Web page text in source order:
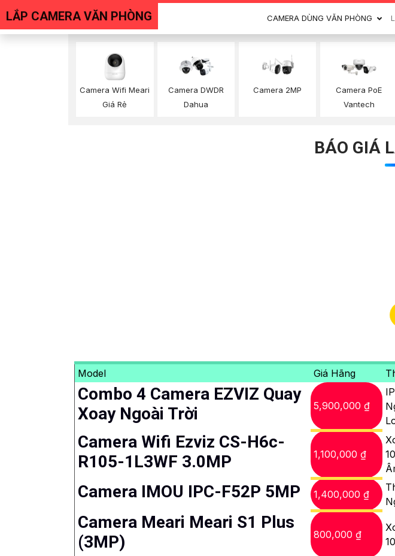
LẮP CAMERA VĂN PHÒNG CAMERA DÙNG VĂN PHÒNG
Camera Wifi Meari
Giá Rẻ
Camera DWDR
Dahua
Camera 2MP
Camera PoE
Vantech
BÁO GIÁ
Model Giá Hãng
Combo 4 Camera EZVIZ Quay
Xoay Ngoài Trời
5,900,000 ₫
Camera Wifi Ezviz CS-H6c-
R105-1L3WF 3.0MP
1,100,000 ₫
Camera IMOU IPC-F52P 5MP 1,400,000 ₫
Camera Meari Meari S1 Plus
(3MP)
800,000 ₫